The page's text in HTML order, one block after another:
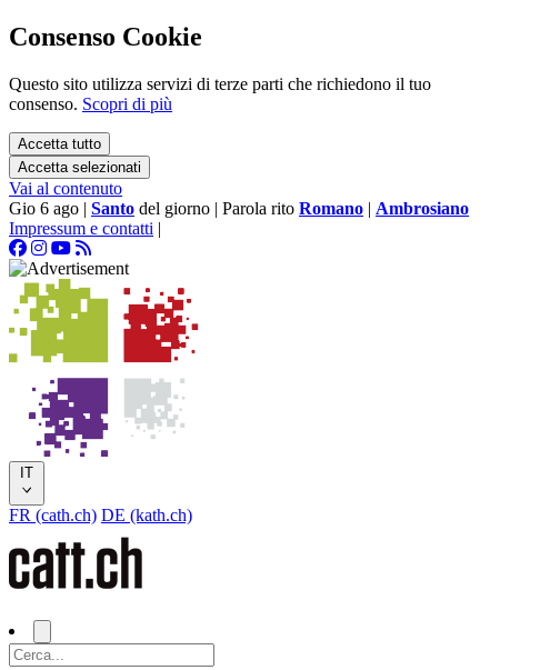
Consenso Cookie
Questo sito utilizza servizi di terze parti che richiedono il tuo
consenso. Scopri di più
Accetta tutto
Accetta selezionati
Vai al contenuto
Gio 6 ago | Santo del giorno | Parola rito Romano | Ambrosiano
Impressum e contatti |
IT
FR (cath.ch) DE (kath.ch)